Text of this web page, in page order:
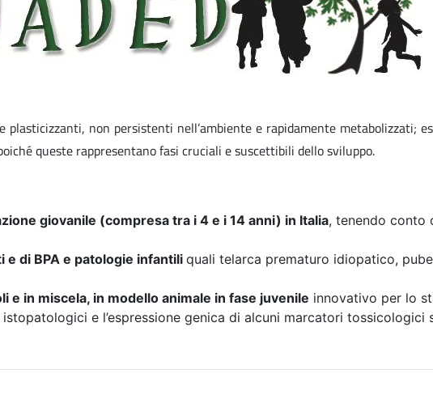
plasticizzanti, non persistenti nell’ambiente e rapidamente
queste rappresentano fasi cruciali e suscettibili dello sviluppo.
giovanile (compresa tra i 4 e i 14 anni) in Italia, tenendo conto
e di BPA e patologie infantili quali telarca prematuro idiopatico,
e in miscela, in modello animale in fase juvenile innovativo per lo
e l’espressione genica di alcuni marcatori tossicologici